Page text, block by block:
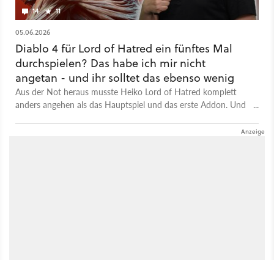
14 11
05.06.2026
Diablo 4 für Lord of Hatred ein fünftes Mal
durchspielen? Das habe ich mir nicht
angetan - und ihr solltet das ebenso wenig
Aus der Not heraus musste Heiko Lord of Hatred komplett
anders angehen als das Hauptspiel und das erste Addon. Und